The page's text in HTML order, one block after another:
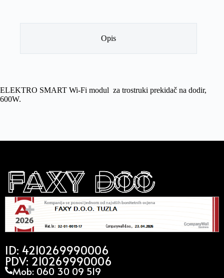
Opis
ELEKTRO SMART Wi-Fi modul za trostruki prekidač na dodir,
600W.
ID: 4210269990006
PDV: 210269990006
Mob: 060 30 09 519